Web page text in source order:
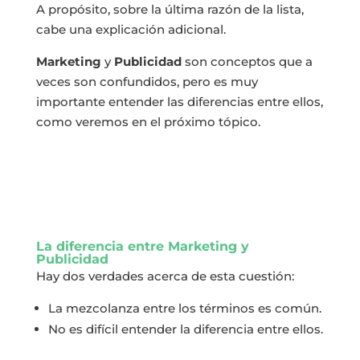
A propósito, sobre la última razón de la lista,
cabe una explicación adicional.
Marketing y Publicidad son conceptos que a
veces son confundidos, pero es muy
importante entender las diferencias entre ellos,
como veremos en el próximo tópico.
La diferencia entre Marketing y
Publicidad
Hay dos verdades acerca de esta cuestión:
La mezcolanza entre los términos es común.
No es difícil entender la diferencia entre ellos.